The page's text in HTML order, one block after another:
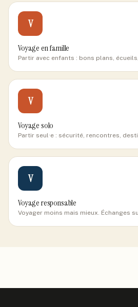
V
Voyage en famille
Partir avec enfants : bons plans,
V
Voyage solo
Partir seul·e : sécurité, rencontres,
V
Voyage responsable
Voyager moins mais mieux. Échanges